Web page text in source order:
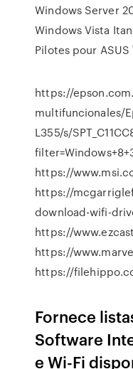
Windows Server
Windows Vista
Pilotes pour ASUS
https://
multifuncionales/
L355/s/
https://
https://
download-wifi-
https://
https://
https://
Fornece
Software
e Wi-Fi